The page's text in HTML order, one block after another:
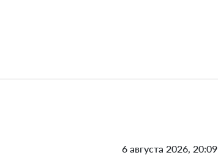
6 августа 2026, 20:09